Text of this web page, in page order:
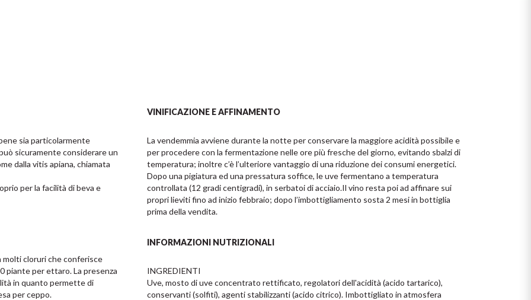
sia particolarmente
sicuramente considerare un
dalla vitis apiana, chiamata
per la facilità di beva e
molti cloruri che conferisce
piante per ettaro. La presenza
in quanto permette di
per ceppo.
VINIFICAZIONE E AFFINAMENTO
La vendemmia avviene durante la notte per conservare la maggiore acidità possibile e
per procedere con la fermentazione nelle ore più fresche del giorno, evitando sbalzi di
temperatura; inoltre c’è l’ulteriore vantaggio di una riduzione dei consumi energetici.
Dopo una pigiatura ed una pressatura soffice, le uve fermentano a temperatura
controllata (12 gradi centigradi), in serbatoi di acciaio.Il vino resta poi ad affinare sui
propri lieviti fino ad inizio febbraio; dopo l’imbottigliamento sosta 2 mesi in bottiglia
prima della vendita.
INFORMAZIONI NUTRIZIONALI
INGREDIENTI
Uve, mosto di uve concentrato rettificato, regolatori dell'acidità (acido tartarico),
conservanti (solfiti), agenti stabilizzanti (acido citrico). Imbottigliato in atmosfera